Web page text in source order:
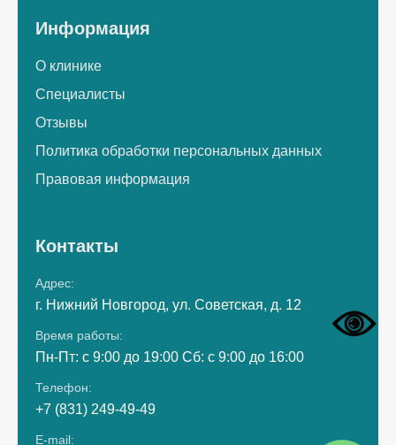
Информация
О клинике
Специалисты
Отзывы
Политика обработки персональных данных
Правовая информация
Контакты
Адрес:
г. Нижний Новгород, ул. Советская, д. 12
Время работы:
Пн-Пт: с 9:00 до 19:00 Сб: с 9:00 до 16:00
Телефон:
+7 (831) 249-49-49
E-mail: